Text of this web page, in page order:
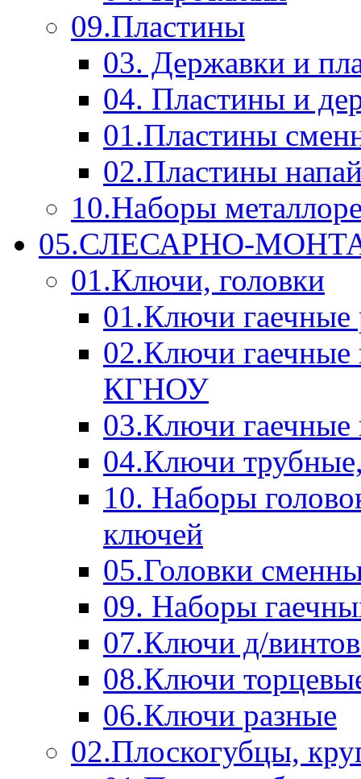
09.Пластины
03. Державки и
04. Пластины и
01.Пластины
02.Пластины
10.Наборы
05.СЛЕСАРНО-
01.Ключи, головки
01.Ключи
02.Ключи
КГНОУ
03.Ключи
04.Ключи
10. Наборы
ключей
05.Головки
09. Наборы
07.Ключи д/
08.Ключи
06.Ключи разные
02.Плоскогубцы,